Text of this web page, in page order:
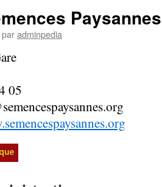
Paysannes
paradminpedia
05